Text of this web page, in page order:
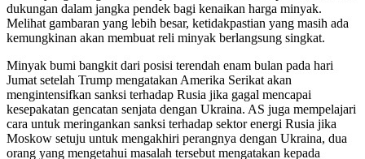
dukungan dalam jangka pendek bagi kenaikan harga minyak.
Melihat gambaran yang lebih besar, ketidakpastian yang masih ada
kemungkinan akan membuat reli minyak berlangsung singkat.
Minyak bumi bangkit dari posisi terendah enam bulan pada hari
Jumat setelah Trump mengatakan Amerika Serikat akan
mengintensifkan sanksi terhadap Rusia jika gagal mencapai
kesepakatan gencatan senjata dengan Ukraina. AS juga mempelajari
cara untuk meringankan sanksi terhadap sektor energi Rusia jika
Moskow setuju untuk mengakhiri perangnya dengan Ukraina, dua
orang yang mengetahui masalah tersebut mengatakan kepada